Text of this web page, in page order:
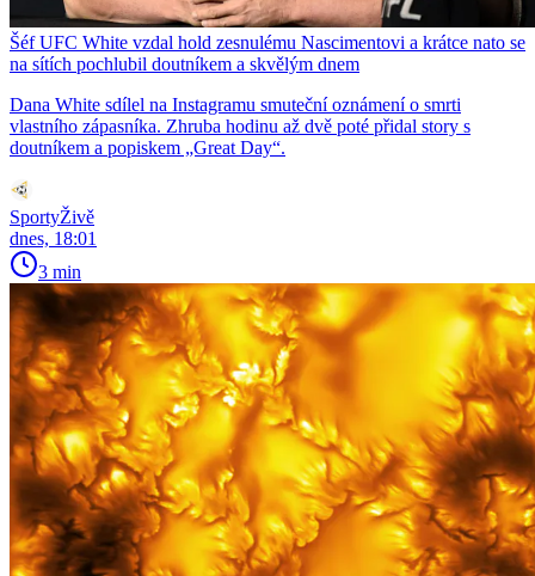
Šéf UFC White vzdal hold zesnulému Nascimentovi a krátce nato se
na sítích pochlubil doutníkem a skvělým dnem
Dana White sdílel na Instagramu smuteční oznámení o smrti
vlastního zápasníka. Zhruba hodinu až dvě poté přidal story s
doutníkem a popiskem „Great Day“.
SportyŽivě
dnes, 18:01
3 min